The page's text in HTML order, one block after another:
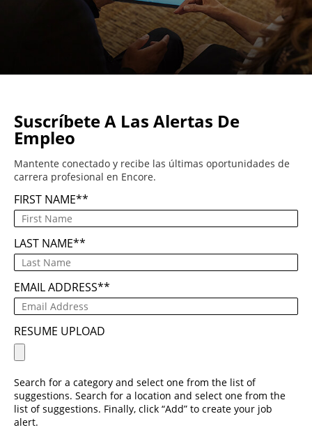
Suscríbete A Las Alertas De
Empleo
Mantente conectado y recibe las últimas oportunidades de
carrera profesional en Encore.
FIRST NAME*
LAST NAME*
EMAIL ADDRESS*
RESUME UPLOAD
Search for a category and select one from the list of
suggestions. Search for a location and select one from the
list of suggestions. Finally, click “Add” to create your job
alert.